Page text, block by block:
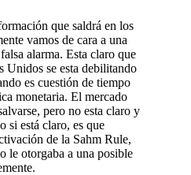
que saldrá en los
vamos de cara a una
alarma. Esta claro que
Unidos se esta debilitando
es cuestión de tiempo
monetaria. El mercado
pero no esta claro y
si está claro, es que
de la Sahm Rule,
le otorgaba a una posible